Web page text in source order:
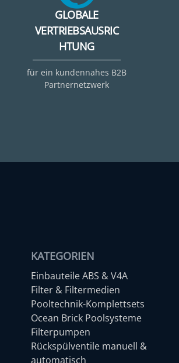
GLOBALE
VERTRIEBSAUSRIC
HTUNG
für ein kundennahes B2B
Partnernetzwerk
KATEGORIEN
Einbauteile ABS & V4A
Filter & Filtermedien
Pooltechnik-Komplettsets
Ocean Brick Poolsysteme
Filterpumpen
Rückspülventile manuell &
automatisch